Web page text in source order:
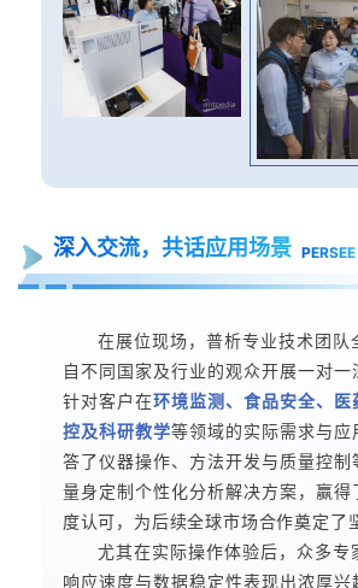
深入交流，共话应用场景 PERSEE
在展位现场，普析专业技术团队
自不同国家及行业的观众开展一对一
针对客户在环境监测、食品安全、医
控及科研教学等领域的实际需求与应
答了仪器操作、方法开发与质量控制
量身定制个性化分析解决方案，赢得
度认可，为后续全球市场合作奠定了
尤其在实际操作体验后，众多专
响应速度与数据稳定性表现出浓厚兴